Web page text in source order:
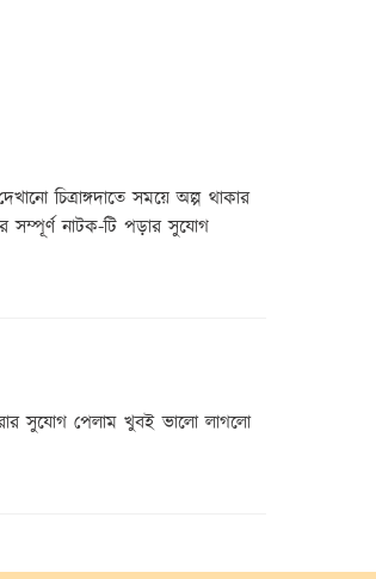
চিত্রাঙ্গদাতে সময়ে অল্প থাকার
সম্পূর্ণ নাটক-টি পড়ার সুযোগ
সুযোগ পেলাম খুবই ভালো লাগলো